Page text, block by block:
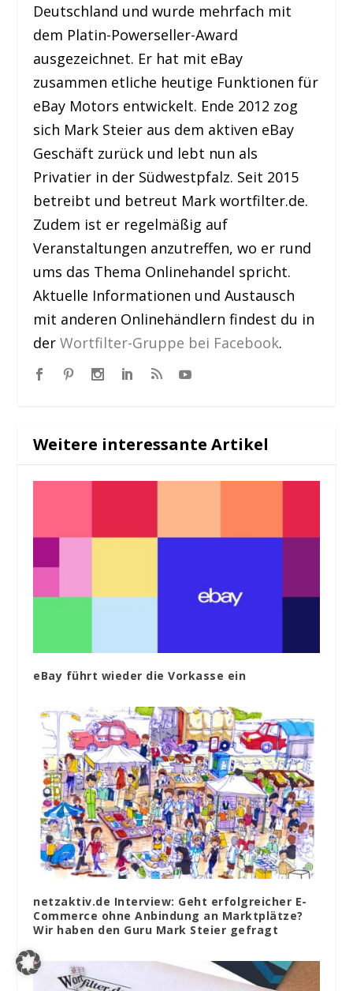
Deutschland und wurde mehrfach mit
dem Platin-Powerseller-Award
ausgezeichnet. Er hat mit eBay
zusammen etliche heutige Funktionen für
eBay Motors entwickelt. Ende 2012 zog
sich Mark Steier aus dem aktiven eBay
Geschäft zurück und lebt nun als
Privatier in der Südwestpfalz. Seit 2015
betreibt und betreut Mark wortfilter.de.
Zudem ist er regelmäßig auf
Veranstaltungen anzutreffen, wo er rund
ums das Thema Onlinehandel spricht.
Aktuelle Informationen und Austausch
mit anderen Onlinehändlern findest du in
derWortfilter-Gruppe bei Facebook.
Weitere interessante Artikel
eBay führt wieder die Vorkasse ein
netzaktiv.de Interview: Geht erfolgreicher E-
Commerce ohne Anbindung an Marktplätze?
Wir haben den Guru Mark Steier gefragt